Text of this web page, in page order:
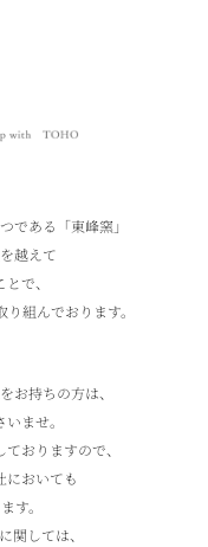
である「東峰窯」
越えて
で、
組んでおります。
お持ちの方は、
ませ。
おりますので、
においても
す。
関しては、